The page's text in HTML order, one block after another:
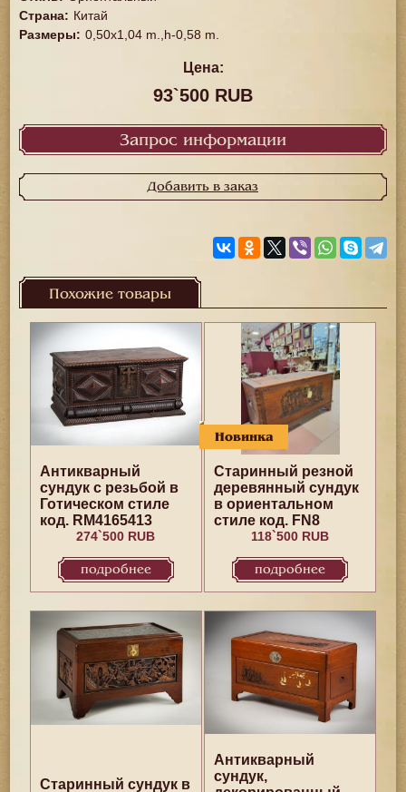
Страна: Китай
Размеры: 0,50x1,04 m.,h-0,58 m.
Цена:
93`500 RUB
Запрос информации
Добавить в заказ
Похожие товары
Антикварный
сундук с резьбой в
Готическом стиле
код. RM4165413
274`500 RUB
подробнее
Новинка
Старинный резной
деревянный сундук
в ориентальном
стиле код. FN8
118`500 RUB
подробнее
Старинный сундук в
Антикварный
сундук,